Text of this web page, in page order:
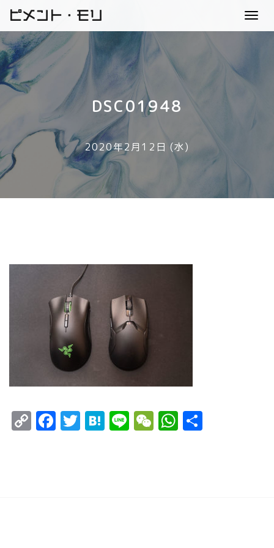
ピメント・モリ
DSC01948
2020年2月12日 (水)
CopyFacebook
Twitter
Hatena
LineWeChat
WhatsApp